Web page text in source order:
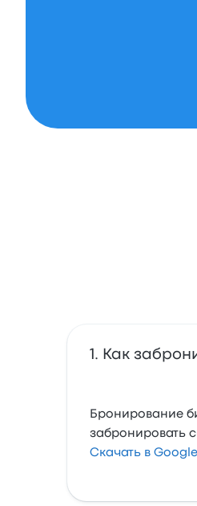
Как
Бронирование
забронировать
Скачать в